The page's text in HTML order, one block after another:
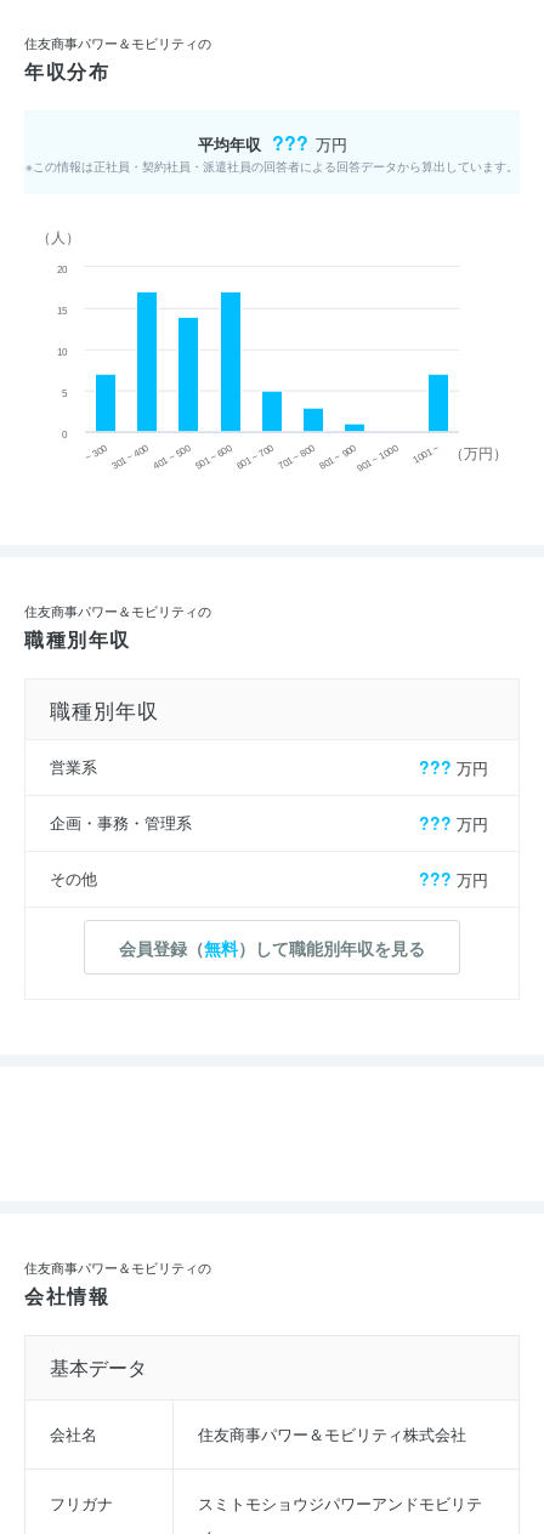
住友商事パワー＆モビリティの
年収分布
平均年収 ??? 万円
※この情報は正社員・契約社員・派遣社員の回答者による回答データから算出しています。
（万円）
（人）
~ 300 301 ~ 400 401 ~ 500501 ~ 600601 ~ 700701 ~ 800801 ~ 900901 ~ 1000 1001 ~
0
5
10
15
20
住友商事パワー＆モビリティの
職種別年収
職種別年収
営業系 ??? 万円
企画・事務・管理系 ??? 万円
その他 ??? 万円
会員登録（無料）して職能別年収を見る
住友商事パワー＆モビリティの
会社情報
基本データ
会社名 住友商事パワー＆モビリティ株式会社
フリガナ
スミトモショウジパワーアンドモビリテ